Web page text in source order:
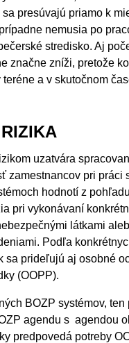
presúvajú priamo k
nemusia po
stredisko. Aj
značne zníži, pretože
a v skutočnom
uzatvára
zamestnancov pri práci
hodnotí z
pri vykonávaní
látkami
Podľa
sa prideľujú aj osobné
(OOPP).
BOZP systémov, ten
agendu s agendou
predpovedá potreby